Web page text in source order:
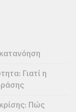
Γιατί η
Πώς